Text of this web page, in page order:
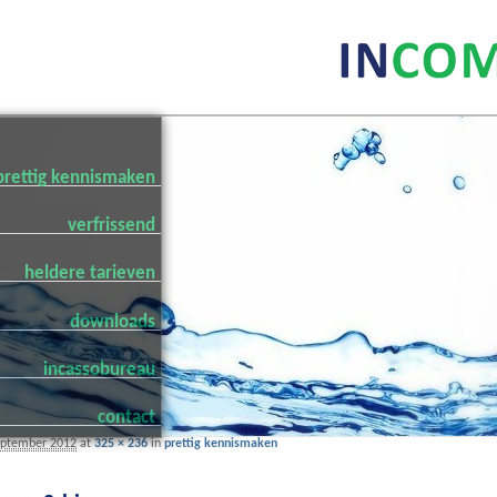
kennismaken
verfrissend
heldere tarieven
downloads
incassobureau
contact
2012at325 × 236inprettig kennismaken